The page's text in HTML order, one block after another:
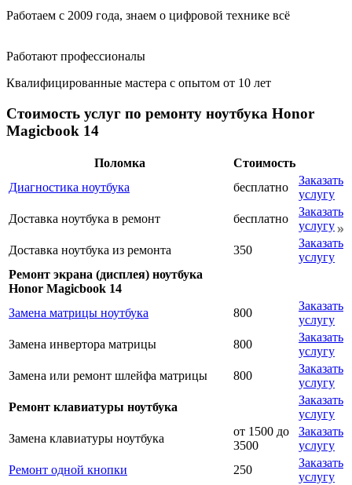
Работаем с 2009 года, знаем о цифровой технике всё
Работают профессионалы
Квалифицированные мастера с опытом от 10 лет
Стоимость услуг по ремонту ноутбука Honor
Magicbook 14
Поломка
Стоимость
Диагностика ноутбука
бесплатно
Заказать
услугу
Доставка ноутбука в ремонт
бесплатно
Заказать
услугу
Доставка ноутбука из ремонта
350
Заказать
услугу
Ремонт экрана (дисплея) ноутбука
Honor Magicbook 14
Замена матрицы ноутбука
800
Заказать
услугу
Замена инвертора матрицы
800
Заказать
услугу
Замена или ремонт шлейфа матрицы
800
Заказать
услугу
Ремонт клавиатуры ноутбука
Заказать
услугу
Замена клавиатуры ноутбука
от 1500 до
3500
Заказать
услугу
Ремонт одной кнопки
250
Заказать
услугу